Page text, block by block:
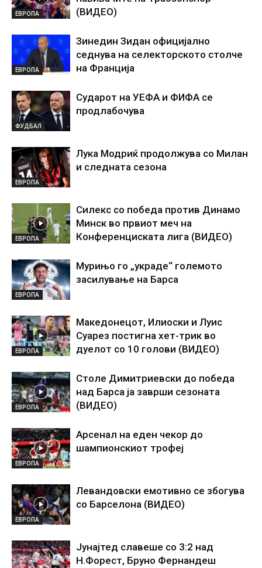
ЕВРОПА
(ВИДЕО)
ЕВРОПА
Зинедин Зидан официјално
седнува на селекторското столче
на Франција
ФУДБАЛ
Сударот на УЕФА и ФИФА се
продлабочува
ЕВРОПА
Лука Модриќ продолжува со Милан
и следната сезона
ЕВРОПА
Силекс со победа против Динамо
Минск во првиот меч на
Конференциската лига (ВИДЕО)
ЕВРОПА
Мурињо го „украде“ големото
засилување на Барса
ЕВРОПА
Македонецот, Илиоски и Луис
Суарез постигна хет-трик во
дуелот со 10 голови (ВИДЕО)
ЕВРОПА
Столе Димитриевски до победа
над Барса ја заврши сезоната
(ВИДЕО)
ЕВРОПА
Арсенал на еден чекор до
шампионскиот трофеј
ЕВРОПА
Левандовски емотивно се збогува
со Барселона (ВИДЕО)
Јунајтед славеше со 3:2 над
Н.Форест, Бруно Фернандеш